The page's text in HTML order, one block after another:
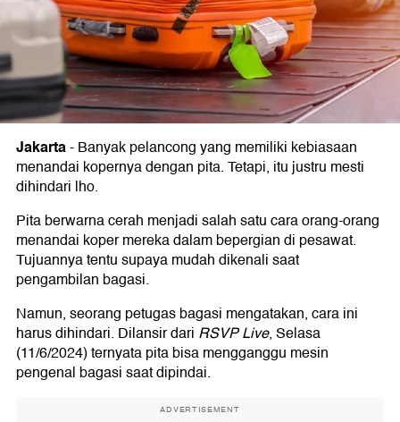
Jakarta-Banyak pelancong yang memiliki kebiasaan
menandai kopernya dengan pita. Tetapi, itu justru mesti
dihindari lho.
Pita berwarna cerah menjadi salah satu cara orang-orang
menandai koper mereka dalam bepergian di pesawat.
Tujuannya tentu supaya mudah dikenali saat
pengambilan bagasi.
Namun, seorang petugas bagasi mengatakan, cara ini
harus dihindari. Dilansir dari RSVP Live, Selasa
(11/6/2024) ternyata pita bisa mengganggu mesin
pengenal bagasi saat dipindai.
ADVERTISEMENT